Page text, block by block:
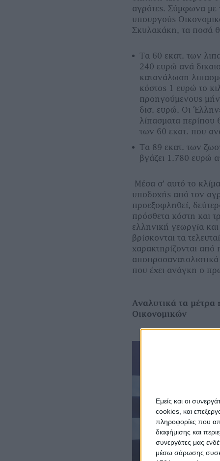
Εμείς και οι
cookies, και
πληροφορίες που
διαφήμισης και
συνεργάτες μας
μέσω σάρωσης
αγρότες. Σύμφωνα με
υπουργούς
Σκυλακάκη, τα ποσά
Τα 60 εκατ. των
240 ευρώ ανά
κατανάλωση
κόστος 1 ευρώ το
προηγούμενους
δισ. ευρώ. Οι
λίπασματα
των 60 εκατ. που
Τα 89 εκατ. των
βγάζει 1.780 ευρώ
Μέσα σ’ αυτό το
υποδοχής από τον
προεξοφληθεί,
πρόσθετα κόστη και
ελληνική γεωργία
βρίσκονται τα
χαρακτηρίζονται από
αποπροσανατολιστικά
που έχει ανάγκη ο
Αναλυτικά τα μέτρα
Οικονομικών